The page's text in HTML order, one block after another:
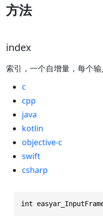
方法
index
索引，一个自增量，每个输
c
cpp
java
kotlin
objective-c
swift
csharp
int